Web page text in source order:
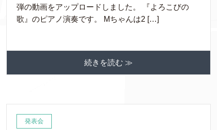
弾の動画をアップロードしました。 『よろこびの
歌』のピアノ演奏です。 Mちゃんは2 […]
続きを読む ≫
発表会